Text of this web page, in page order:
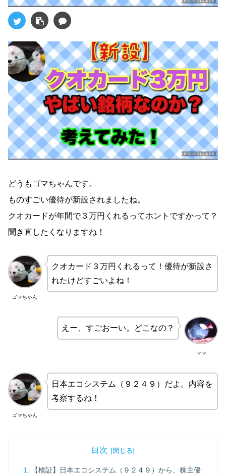
どうもゴマちゃんです。
ものすごい優待が新設されましたね。
クオカードが年間で３万円くれるってホントですかって？
聞き直したくなりますね！
ゴマちゃん
クオカード３万円くれるって！優待が新設さ
れたけどすごいよね！
ママ
えー、すごおーい。どこなの？
ゴマちゃん
日本エコシステム（９２４９）だよ。内容を
考察するね！
目次
【検証】日本エコシステム（９２４９）から、株主優